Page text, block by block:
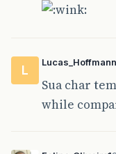
L
Lucas_Hoffmann
Sua char
while